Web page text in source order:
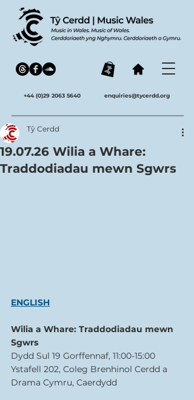
+44 (0)29 2063 5640 enquiries@tycerdd.org
19.07.26 Wilia a Whare:
Traddodiadau mewn Sgwrs
Tŷ Cerdd
ENGLISH
Wilia a Whare: Traddodiadau mewn
Sgwrs
Dydd Sul 19 Gorffennaf, 11:00-15:00
Ystafell 202, Coleg Brenhinol Cerdd a
Drama Cymru, Caerdydd